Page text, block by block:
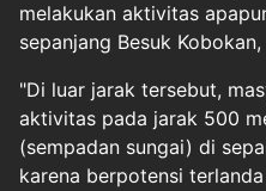
melakukan aktivitas
sepanjang Besuk
"Di luar jarak tersebut,
aktivitas pada jarak 500
(sempadan sungai) di
karena berpotensi